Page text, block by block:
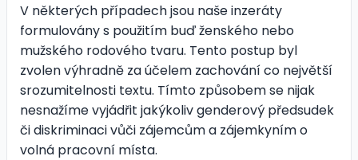
V některých případech jsou naše inzeráty
formulovány s použitím buď ženského nebo
mužského rodového tvaru. Tento postup byl
zvolen výhradně za účelem zachování co největší
srozumitelnosti textu. Tímto způsobem se nijak
nesnažíme vyjádřit jakýkoliv genderový předsudek
či diskriminaci vůči zájemcům a zájemkyním o
volná pracovní místa.